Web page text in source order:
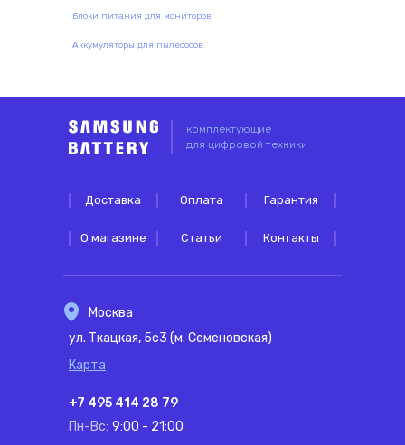
Блоки питания для мониторов
Аккумуляторы для пылесосов
комплектующие
для цифровой техники
Доставка Оплата Гарантия
О магазине Статьи Контакты
Москва
ул. Ткацкая, 5с3 (м. Семеновская)
Карта
+7 495 414 28 79
Пн-Вс: 9:00 - 21:00